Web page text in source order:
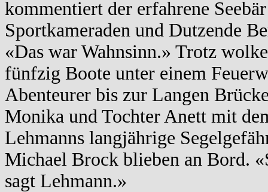
kommentiert der erfahrene
Sportkameraden und Dutzende
«Das war Wahnsinn.» Trotz
fünfzig Boote unter einem
Abenteurer bis zur Langen
Monika und Tochter Anett mit
Lehmanns langjährige
Michael Brock blieben an Bord.
sagt Lehmann.»